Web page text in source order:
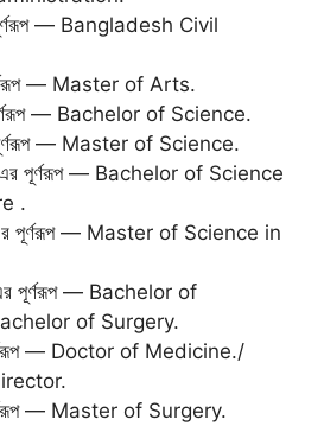
— Bangladesh Civil
— Master of Arts.
— Bachelor of Science.
— Master of Science.
পূর্ণরূপ — Bachelor of Science
.
পূর্ণরূপ — Master of Science in
পূর্ণরূপ — Bachelor of
of Surgery.
— Doctor of Medicine./
— Master of Surgery.